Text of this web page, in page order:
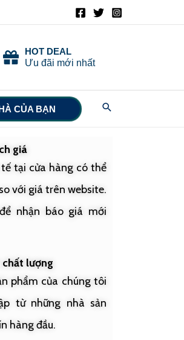
HOT DEAL
Ưu đãi mới nhất
CỦA BẠN Search
giá
tại cửa hàng có thể
với giá trên website.
nhận báo giá mới
chất lượng
phẩm của chúng tôi
từ những nhà sản
hàng đầu.